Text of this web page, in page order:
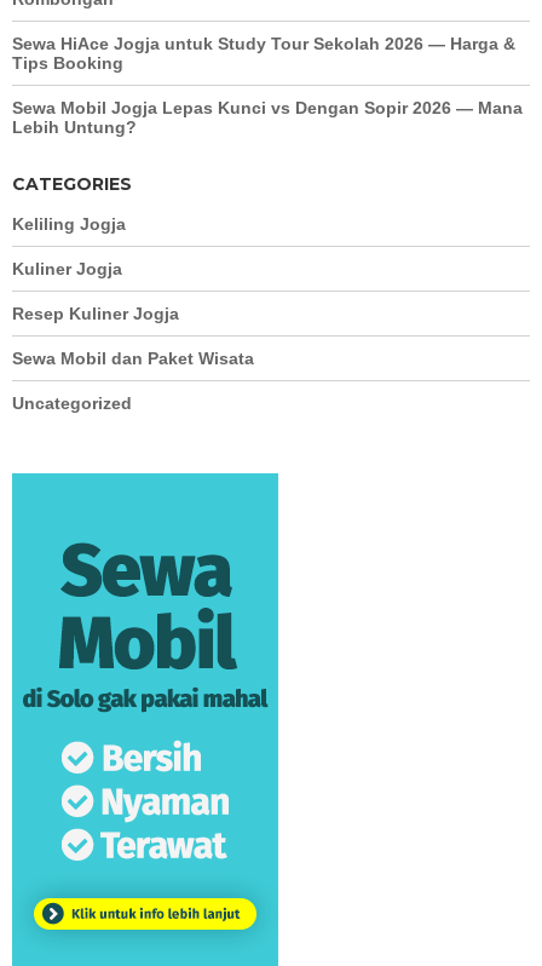
Sewa HiAce Jogja untuk Study Tour Sekolah 2026 — Harga &
Tips Booking
Sewa Mobil Jogja Lepas Kunci vs Dengan Sopir 2026 — Mana
Lebih Untung?
CATEGORIES
Keliling Jogja
Kuliner Jogja
Resep Kuliner Jogja
Sewa Mobil dan Paket Wisata
Uncategorized